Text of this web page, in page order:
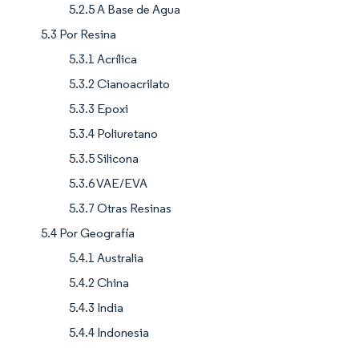
5.2.5 A Base de Agua
5.3 Por Resina
5.3.1 Acrílica
5.3.2 Cianoacrilato
5.3.3 Epoxi
5.3.4 Poliuretano
5.3.5 Silicona
5.3.6 VAE/EVA
5.3.7 Otras Resinas
5.4 Por Geografía
5.4.1 Australia
5.4.2 China
5.4.3 India
5.4.4 Indonesia